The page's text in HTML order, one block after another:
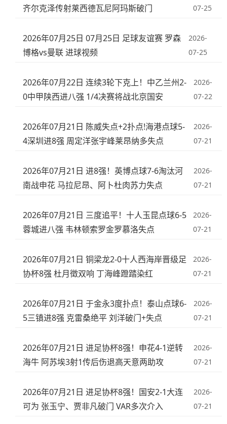
齐尔克泽传射莱西德瓦尼阿玛斯破门
07-25
2026年07月25日 07月25日 足球友谊赛 罗森
博格vs曼联 进球视频
2026-
07-25
2026年07月22日 连续3轮下克上！中乙兰州2-
0中甲陕西进八强 1/4决赛将战北京国安
2026-
07-22
2026年07月21日 陈威失点+2扑点!海港点球5-
4深圳进8强 周定洋张宇峰莱昂纳多失点
2026-
07-21
2026年07月21日 进8强！英博点球7-6淘汰河
南战申花 马拉尼昂、阿卜杜肉苏力失点
2026-
07-21
2026年07月21日 三度追平！十人玉昆点球6-5
蓉城进八强 韦林顿索罗金罗慕洛失点
2026-
07-21
2026年07月21日 铜梁龙2-0十人西海岸晋级足
协杯8强 杜月徵双响 丁海峰蹬踏染红
2026-
07-21
2026年07月21日 于金永3度扑点！泰山点球6-
5三镇进8强 克雷桑绝平 刘洋破门+失点
2026-
07-21
2026年07月21日 进足协杯8强！申花4-1逆转
海牛 阿苏埃3射1传后伤退高天意两助攻
2026-
07-21
2026年07月21日 进足协杯8强！国安2-1大连
可为 张玉宁、贾非凡破门 VAR多次介入
2026-
07-21